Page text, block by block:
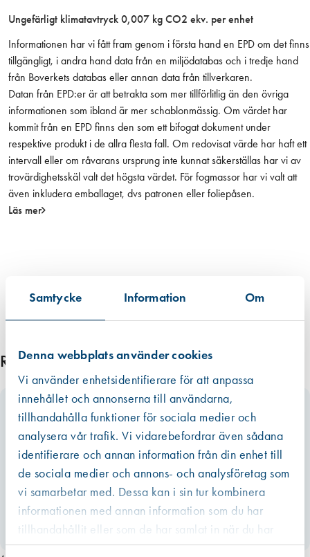
Samtycke Information Om
Denna webbplats använder cookies
Vi använder enhetsidentifierare för att anpassa
innehållet och annonserna till användarna,
tillhandahålla funktioner för sociala medier och
analysera vår trafik. Vi vidarebefordrar även sådana
identifierare och annan information från din enhet till
de sociala medier och annons- och analysföretag som
vi samarbetar med. Dessa kan i sin tur kombinera
informationen med annan information som du har
tillhandahållit eller som de har samlat in när du har
använt deras tjänster.
1
0
0
-
f
r
p
m
ä
n
g
d
Ungefärligt klimatavtryck 0,007 kg CO2 ekv. per enhet
Informationen har vi fått fram genom i första hand en EPD om det finns
tillgängligt, i andra hand data från en miljödatabas och i tredje hand
från Boverkets databas eller annan data från tillverkaren.
Datan från EPD:er är att betrakta som mer tillförlitlig än den övriga
informationen som ibland är mer schablonmässig. Om värdet har
kommit från en EPD finns den som ett bifogat dokument under
respektive produkt i de allra flesta fall. Om redovisat värde har haft ett
intervall eller om råvarans ursprung inte kunnat säkerställas har vi av
trovärdighetsskäl valt det högsta värdet. För fogmassor har vi valt att
även inkludera emballaget, dvs patronen eller foliepåsen.
Läs mer
Relaterade produkter